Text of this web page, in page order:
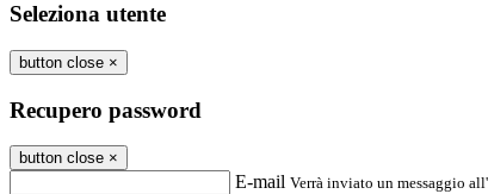
Seleziona utente
button close ×
Recupero password
button close ×
E-mail Verrà inviato un messaggio